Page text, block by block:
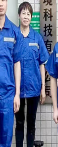
的系统设计原则
能更好的为军
名工程技术人
导顾客选择实
，从而提供舒